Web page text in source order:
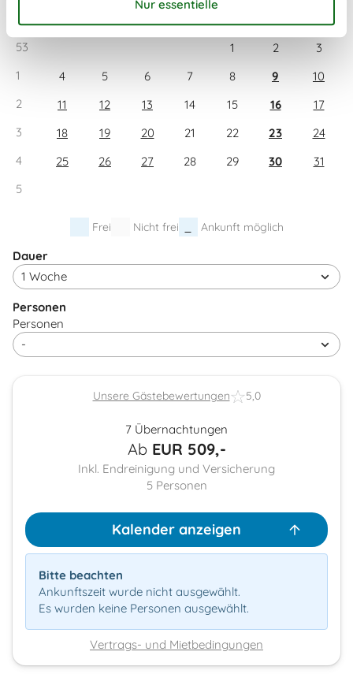
53
1 2
3
1
4 5 6 7 8 9
10
2
11 12 13 14 15 16
17
3
18 19 20 21 22 23
24
4
25 26 27 28 29 30
31
5
Frei Nicht frei Ankunft möglich
Dauer
Personen
Personen
Unsere Gästebewertungen 5,0
7 Übernachtungen
Ab EUR 509,-
Inkl. Endreinigung und Versicherung
5 Personen
Kalender anzeigen
Bitte beachten
Ankunftszeit wurde nicht ausgewählt.
Es wurden keine Personen ausgewählt.
Vertrags- und Mietbedingungen